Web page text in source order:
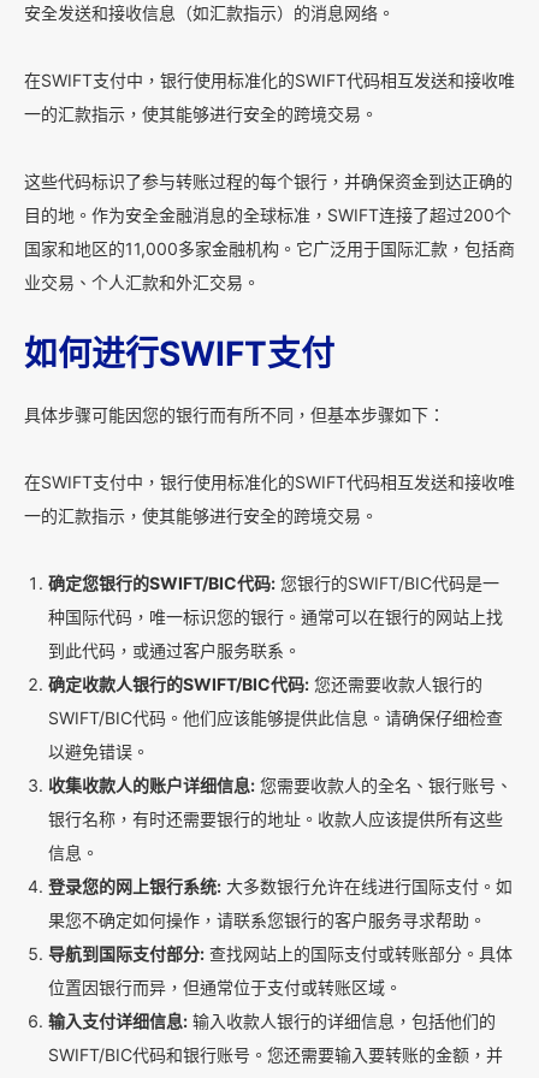
安全发送和接收信息（如汇款指示）的消息网络。
在SWIFT支付中，银行使用标准化的SWIFT代码相互发送和接收唯
一的汇款指示，使其能够进行安全的跨境交易。
这些代码标识了参与转账过程的每个银行，并确保资金到达正确的
目的地。作为安全金融消息的全球标准，SWIFT连接了超过200个
国家和地区的11,000多家金融机构。它广泛用于国际汇款，包括商
业交易、个人汇款和外汇交易。
如何进行SWIFT支付
具体步骤可能因您的银行而有所不同，但基本步骤如下：
在SWIFT支付中，银行使用标准化的SWIFT代码相互发送和接收唯
一的汇款指示，使其能够进行安全的跨境交易。
确定您银行的SWIFT/BIC代码: 您银行的SWIFT/BIC代码是一
种国际代码，唯一标识您的银行。通常可以在银行的网站上找
到此代码，或通过客户服务联系。
确定收款人银行的SWIFT/BIC代码: 您还需要收款人银行的
SWIFT/BIC代码。他们应该能够提供此信息。请确保仔细检查
以避免错误。
收集收款人的账户详细信息: 您需要收款人的全名、银行账号、
银行名称，有时还需要银行的地址。收款人应该提供所有这些
信息。
登录您的网上银行系统: 大多数银行允许在线进行国际支付。如
果您不确定如何操作，请联系您银行的客户服务寻求帮助。
导航到国际支付部分: 查找网站上的国际支付或转账部分。具体
位置因银行而异，但通常位于支付或转账区域。
输入支付详细信息: 输入收款人银行的详细信息，包括他们的
SWIFT/BIC代码和银行账号。您还需要输入要转账的金额，并